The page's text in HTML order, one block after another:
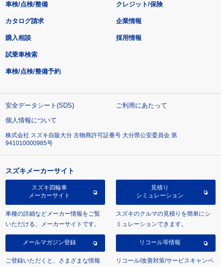
車検/点検/整備 クレジット/保険
カタログ請求
購入相談
試乗車検索
車検/点検/整備予約
企業情報
採用情報
安全データシート(SDS)
ご利用にあたって
個人情報について
株式会社 スズキ自販大分 古物商許可証番号 大分県公安委員会 第
941010000985号
スズキメーカーサイト
スズキ四輪車
メーカーサイト
車種の詳細などメーカー情報をご覧
いただける、メーカーサイトです。
見積り
シミュレーション
スズキのクルマの見積りを簡単にシ
ミュレーションできます。
メールマガジン登録
ご登録いただくと、さまざまな情報
リコール等情報
リコール/改善対策/サービスキャンペ